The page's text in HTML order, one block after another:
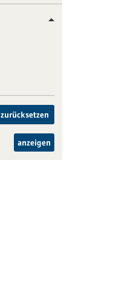
zurücksetzen
anzeigen